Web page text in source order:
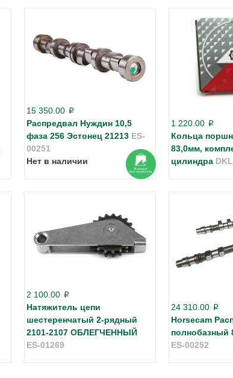
15 350.00 p
Распредвал Нуждин 10,5
фаза 256 Эстонец 21213 ES-
00251
Нет в наличии
1 220.00 p
Кольца
83,0мм,
цилиндра
2 100.00 p
Натяжитель цепи
шестеренчатый 2-рядный
2101-2107 ОБЛЕГЧЕННЫЙ
ES-01269
24 310.00 p
Horsecam
полнобазный
ES-00252